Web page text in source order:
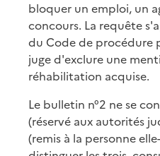
bloquer un emploi, un
concours. La requête
du Code de procédure
juge d'exclure une
réhabilitation acquise.
Le bulletin n°2 ne se
(réservé aux autorités
(remis à la personne